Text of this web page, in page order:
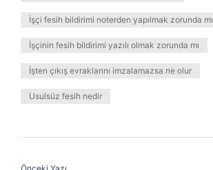
İşçi fesih bildirimi noterden yapılmak zorunda mı
İşçinin fesih bildirimi yazılı olmak zorunda mı
İşten çıkış evraklarını imzalamazsa ne olur
Usulsüz fesih nedir